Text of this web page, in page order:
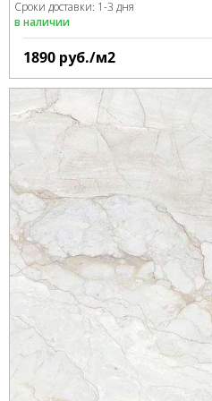
Сроки доставки: 1-3 дня
в наличии
1890 руб./м2